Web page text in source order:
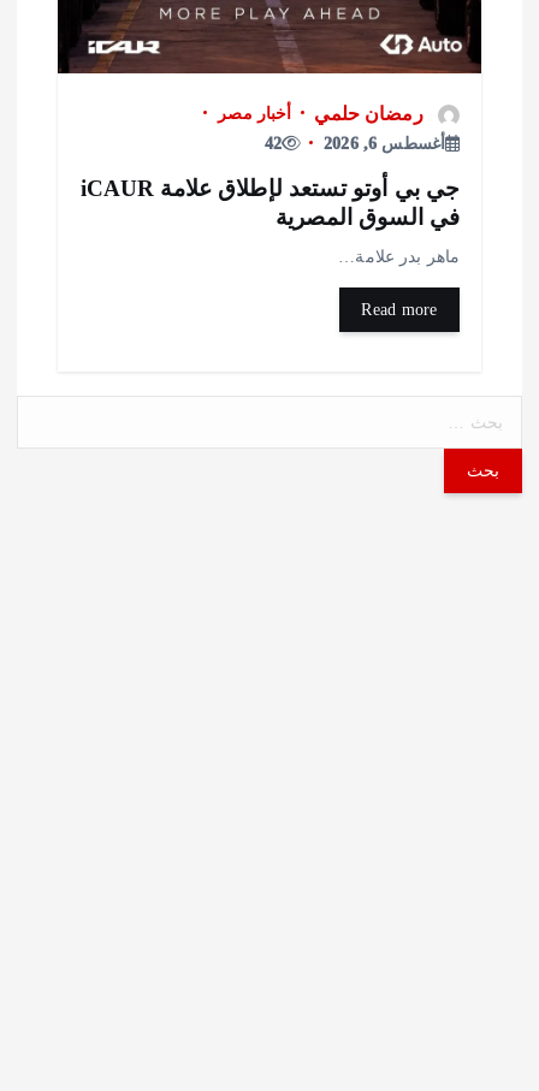
رمضان حلمي
أخبار مصر
أغسطس 6, 2026
42
جي بي أوتو تستعد لإطلاق علامة iCAUR
السوق المصرية
بدر علامة…